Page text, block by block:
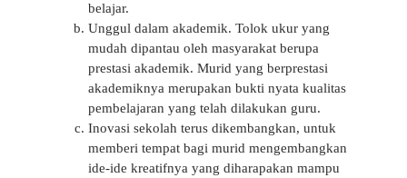
belajar.
Unggul dalam akademik. Tolok ukur yang
mudah dipantau oleh masyarakat berupa
prestasi akademik. Murid yang berprestasi
akademiknya merupakan bukti nyata kualitas
pembelajaran yang telah dilakukan guru.
Inovasi sekolah terus dikembangkan, untuk
memberi tempat bagi murid mengembangkan
ide-ide kreatifnya yang diharapakan mampu